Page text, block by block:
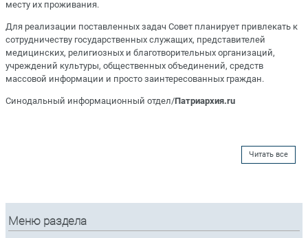
месту их проживания.
Для реализации поставленных задач Совет планирует привлекать к
сотрудничеству государственных служащих, представителей
медицинских, религиозных и благотворительных организаций,
учреждений культуры, общественных объединений, средств
массовой информации и просто заинтересованных граждан.
Синодальный информационный отдел/Патриархия.ru
Читать все
Меню раздела